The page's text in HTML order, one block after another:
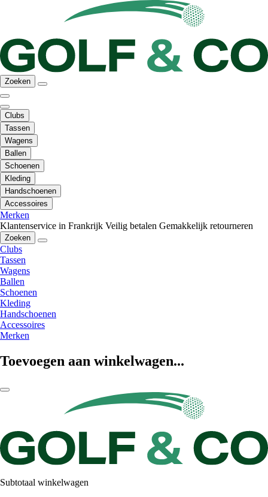
Zoeken
Clubs
Tassen
Wagens
Ballen
Schoenen
Kleding
Handschoenen
Accessoires
Merken
Klantenservice in Frankrijk Veilig betalen Gemakkelijk retourneren
Zoeken
Clubs
Tassen
Wagens
Ballen
Schoenen
Kleding
Handschoenen
Accessoires
Merken
Toevoegen aan winkelwagen...
Subtotaal winkelwagen